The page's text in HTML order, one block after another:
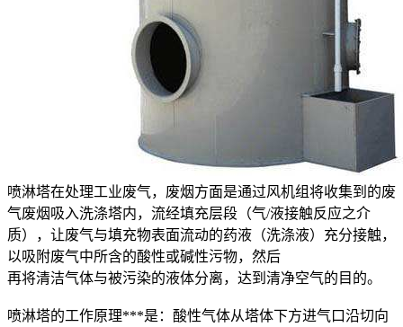
喷淋塔在处理工业废气，废烟方面是通过风机组将收集到的废
气废烟吸入洗涤塔内，流经填充层段（气/液接触反应之介
质），让废气与填充物表面流动的药液（洗涤液）充分接触，
以吸附废气中所含的酸性或碱性污物，然后
再将清洁气体与被污染的液体分离，达到清净空气的目的。
喷淋塔的工作原理***是：酸性气体从塔体下方进气口沿切向